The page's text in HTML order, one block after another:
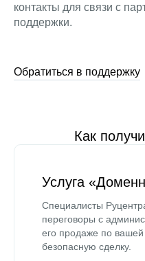
контакты для связи с
поддержки.
Обратиться в поддержку
Как
Услуга
Специалисты
переговоры с
его продаже по
безопасную сделку.